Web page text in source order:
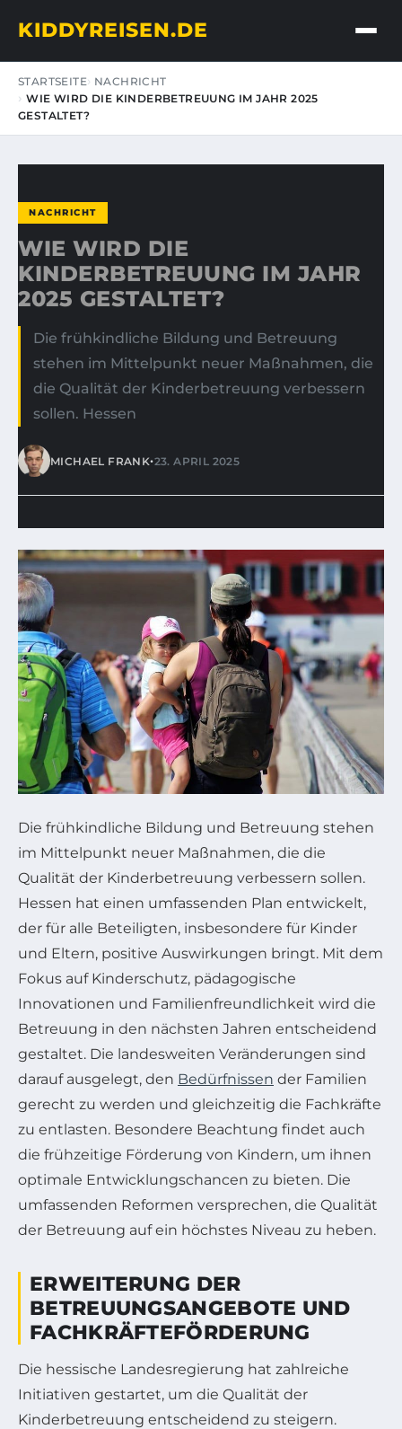
KIDDYREISEN.DE
STARTSEITE NACHRICHT
WIE WIRD DIE KINDERBETREUUNG IM JAHR 2025
GESTALTET?
NACHRICHT
WIE WIRD DIE
KINDERBETREUUNG IM JAHR
2025 GESTALTET?
Die frühkindliche Bildung und Betreuung
stehen im Mittelpunkt neuer Maßnahmen, die
die Qualität der Kinderbetreuung verbessern
sollen. Hessen
MICHAEL FRANK•23. APRIL 2025
Die frühkindliche Bildung und Betreuung stehen
im Mittelpunkt neuer Maßnahmen, die die
Qualität der Kinderbetreuung verbessern sollen.
Hessen hat einen umfassenden Plan entwickelt,
der für alle Beteiligten, insbesondere für Kinder
und Eltern, positive Auswirkungen bringt. Mit dem
Fokus auf Kinderschutz, pädagogische
Innovationen und Familienfreundlichkeit wird die
Betreuung in den nächsten Jahren entscheidend
gestaltet. Die landesweiten Veränderungen sind
darauf ausgelegt, den Bedürfnissen der Familien
gerecht zu werden und gleichzeitig die Fachkräfte
zu entlasten. Besondere Beachtung findet auch
die frühzeitige Förderung von Kindern, um ihnen
optimale Entwicklungschancen zu bieten. Die
umfassenden Reformen versprechen, die Qualität
der Betreuung auf ein höchstes Niveau zu heben.
ERWEITERUNG DER
BETREUUNGSANGEBOTE UND
FACHKRÄFTEFÖRDERUNG
Die hessische Landesregierung hat zahlreiche
Initiativen gestartet, um die Qualität der
Kinderbetreuung entscheidend zu steigern.